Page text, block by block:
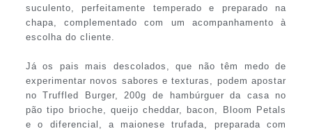
suculento, perfeitamente temperado e preparado na
chapa, complementado com um acompanhamento à
escolha do cliente.
Já os pais mais descolados, que não têm medo de
experimentar novos sabores e texturas, podem apostar
no Truffled Burger, 200g de hambúrguer da casa no
pão tipo brioche, queijo cheddar, bacon, Bloom Petals
e o diferencial, a maionese trufada, preparada com